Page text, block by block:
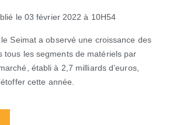
le 03 février 2022 à 10H54
le Seimat a observé une croissance des
tous les segments de matériels par
établi à 2,7 milliards d’euros,
cette année.